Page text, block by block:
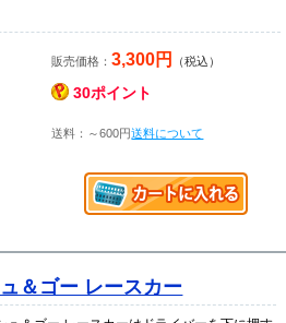
販売価格：3,300円 （税込）
30ポイント
送料：～600円送料について
＆ゴー レースカー